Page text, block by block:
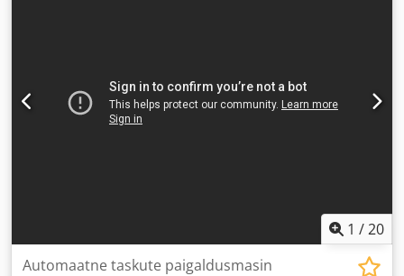
1 /20
Automaatne taskute paigaldusmasin